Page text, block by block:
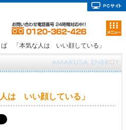
「本気な人は いい顔している」
は いい顔している」